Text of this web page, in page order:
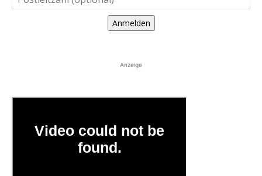
Anmelden
Anzeige